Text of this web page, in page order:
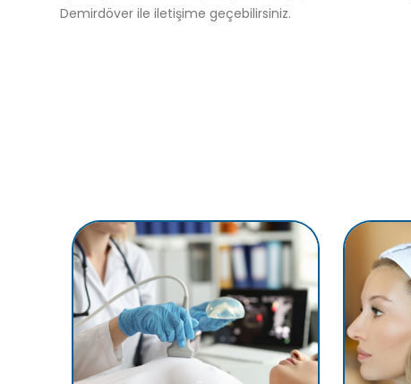
Demirdöver ile iletişime geçebilirsiniz.